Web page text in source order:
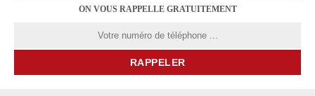
ON VOUS RAPPELLE GRATUITEMENT